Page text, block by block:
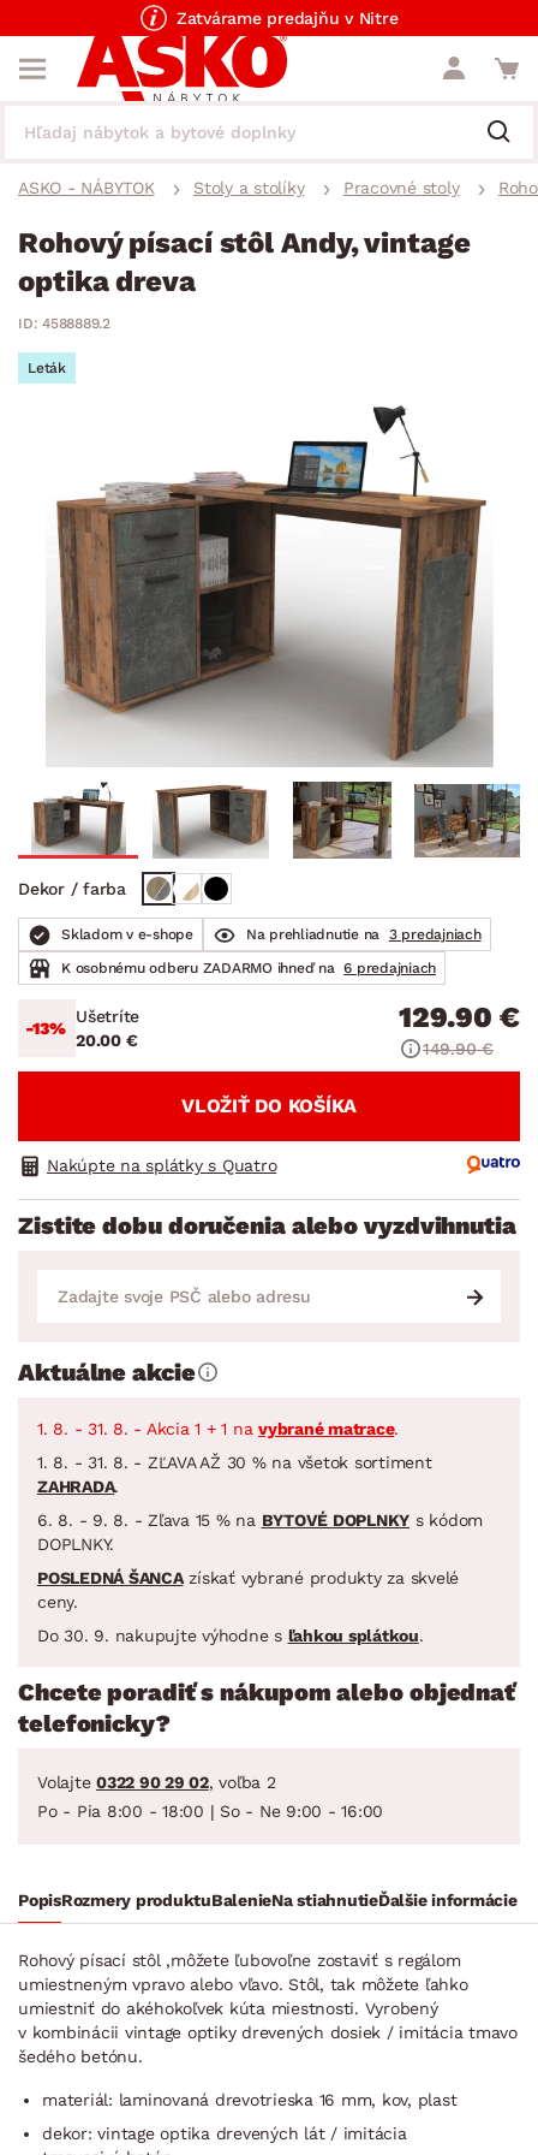
Zatvárame predajňu v Nitre
ASKO - NÁBYTOK Stoly a stolíky Pracovné stoly
Rohový písací stôl Andy, vintage
optika dreva
ID: 4588889.2
Leták
Dekor / farba
Skladom v e-shope Na prehliadnutie na
3 predajniach
K osobnému odberu ZADARMO ihneď na 6 predajniach
-13%
Ušetríte
20.00 €
129.90 €
149.90 €
VLOŽIŤ DO KOŠÍKA
Nakúpte na splátky s Quatro
Zistite dobu doručenia alebo vyzdvihnutia
Aktuálne akcie
1. 8. - 31. 8. - Akcia 1 + 1 na vybrané matrace.
1. 8. - 31. 8. - ZĽAVA AŽ 30 % na všetok sortiment
ZAHRADA.
6. 8. - 9. 8. - Zľava 15 % na BYTOVÉ DOPLNKY s kódom
DOPLNKY.
POSLEDNÁ ŠANCAzískať vybrané produkty za skvelé
ceny.
Do 30. 9. nakupujte výhodne s ľahkou splátkou.
Chcete poradiť s nákupom alebo objednať
telefonicky?
Volajte 0322 90 29 02, voľba 2
Po - Pia 8:00 - 18:00 | So - Ne 9:00 - 16:00
PopisRozmery produktuBalenieNa stiahnutieĎalšie informácie
Rohový písací stôl ,môžete ľubovoľne zostaviť s regálom
umiestneným vpravo alebo vľavo. Stôl, tak môžete ľahko
umiestniť do akéhokoľvek kúta miestnosti. Vyrobený
v kombinácii vintage optiky drevených dosiek / imitácia tmavo
šedého betónu.
materiál: laminovaná drevotrieska 16 mm, kov, plast
dekor: vintage optika drevených lát / imitácia